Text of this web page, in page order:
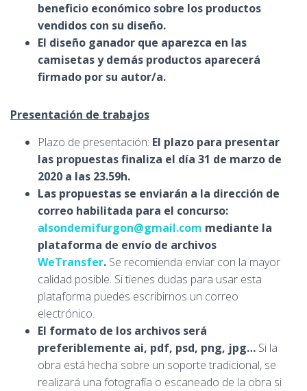
beneficio económico sobre los productos
vendidos con su diseño.
El diseño ganador que aparezca en las
camisetas y demás productos aparecerá
firmado por su autor/a.
Presentación de trabajos
Plazo de presentación: El plazo para presentar
las propuestas finaliza el día 31 de marzo de
2020 a las 23.59h.
Las propuestas se enviarán a la dirección de
correo habilitada para el concurso:
alsondemifurgon@gmail.com mediante la
plataforma de envío de archivos
WeTransfer. Se recomienda enviar con la mayor
calidad posible. Si tienes dudas para usar esta
plataforma puedes escribirnos un correo
electrónico.
El formato de los archivos será
preferiblemente ai, pdf, psd, png, jpg… Si la
obra está hecha sobre un soporte tradicional, se
realizará una fotografía o escaneado de la obra si